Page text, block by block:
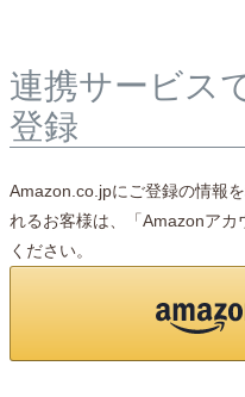
連携サービス
登録
Amazon.co.jpにご登録の情報
れるお客様は、「Amazonア
ください。